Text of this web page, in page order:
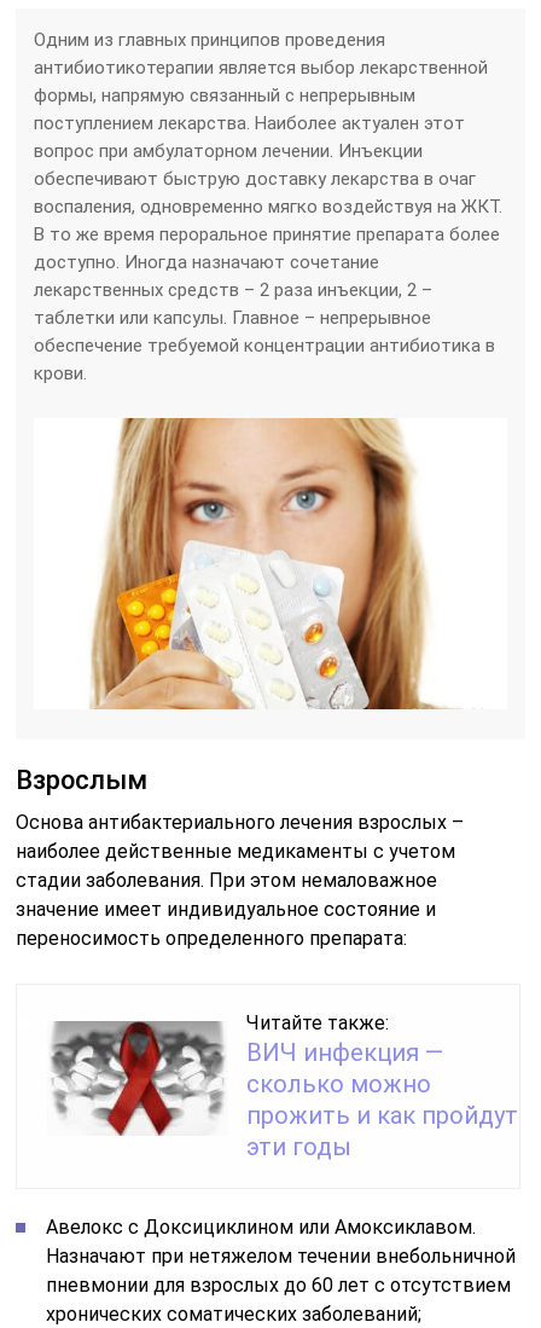
Одним из главных принципов проведения
антибиотикотерапии является выбор лекарственной
формы, напрямую связанный с непрерывным
поступлением лекарства. Наиболее актуален этот
вопрос при амбулаторном лечении. Инъекции
обеспечивают быструю доставку лекарства в очаг
воспаления, одновременно мягко воздействуя на ЖКТ.
В то же время пероральное принятие препарата более
доступно. Иногда назначают сочетание
лекарственных средств – 2 раза инъекции, 2 –
таблетки или капсулы. Главное – непрерывное
обеспечение требуемой концентрации антибиотика в
крови.
Взрослым
Основа антибактериального лечения взрослых –
наиболее действенные медикаменты с учетом
стадии заболевания. При этом немаловажное
значение имеет индивидуальное состояние и
переносимость определенного препарата:
Читайте также:
ВИЧ инфекция —
сколько можно
прожить и как пройдут
эти годы
Авелокс с Доксициклином или Амоксиклавом.
Назначают при нетяжелом течении внебольничной
пневмонии для взрослых до 60 лет с отсутствием
хронических соматических заболеваний;